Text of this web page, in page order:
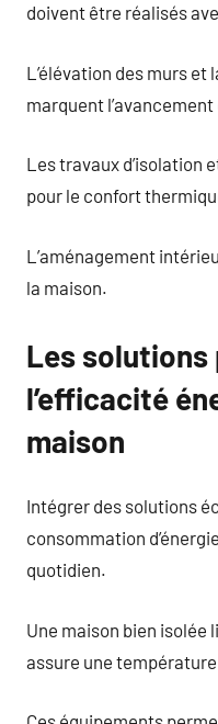
doivent être réalisés
L’élévation des murs et
marquent
Les travaux d’isolation
pour le confort
L’aménagement
la maison.
Les
l’efficacité
maison
Intégrer des solutions
consommation
quotidien.
Une maison bien isolée
assure une